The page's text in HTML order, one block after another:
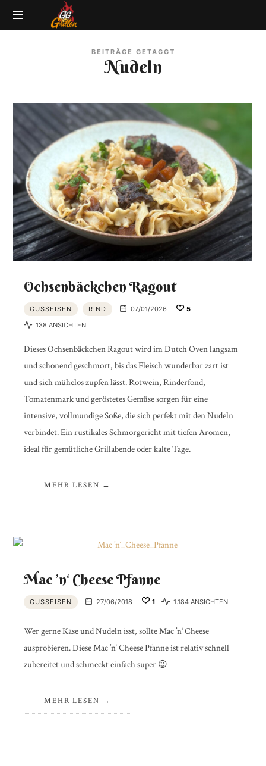
GG-
|
BBQ
Lexikon
BEITRÄGE GETAGGT
Nudeln
Ochsenbäckchen Ragout
GUSSEISEN RIND 07/01/2026
5
138 ANSICHTEN
Dieses Ochsenbäckchen Ragout wird im Dutch Oven langsam
und schonend geschmort, bis das Fleisch wunderbar zart ist
und sich mühelos zupfen lässt. Rotwein, Rinderfond,
Tomatenmark und geröstetes Gemüse sorgen für eine
intensive, vollmundige Soße, die sich perfekt mit den Nudeln
verbindet. Ein rustikales Schmorgericht mit tiefen Aromen,
ideal für gemütliche Grillabende oder kalte Tage.
MEHR LESEN
Mac ’n‘ Cheese Pfanne
GUSSEISEN 27/06/2018 1 1.184 ANSICHTEN
Wer gerne Käse und Nudeln isst, sollte Mac ’n‘ Cheese
ausprobieren. Diese Mac ’n‘ Cheese Pfanne ist relativ schnell
zubereitet und schmeckt einfach super 😉
MEHR LESEN